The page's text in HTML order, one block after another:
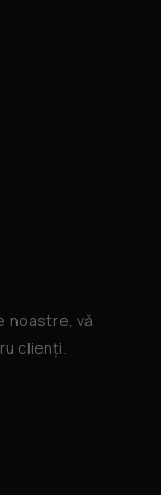
noastre, vă
clienți.​